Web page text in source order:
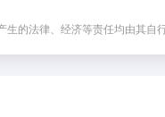
的法律、经济等责任均由其自